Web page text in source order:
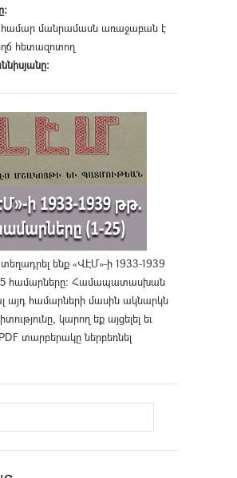
համար մանրամասն առաջաբան է
հետազոտող
ենք «ՎԷՄ»-ի 1933-1939
25 համարները։ Համապատասխան
այդ համարների մասին ակնարկն
կարող եք այցելել եւ
տարբերակը ներբեռնել